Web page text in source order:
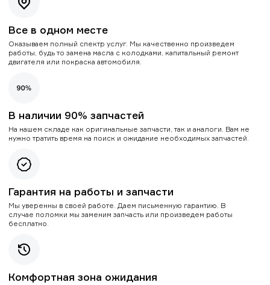
Все в одном месте
Оказываем полный спектр услуг. Мы качественно произведем
работы, будь то замена масла с колодками, капитальный ремонт
двигателя или покраска автомобиля.
В наличии 90% запчастей
На нашем складе как оригинальные запчасти, так и аналоги. Вам не
нужно тратить время на поиск и ожидание необходимых запчастей.
Гарантия на работы и запчасти
Мы уверенны в своей работе. Даем письменную гарантию. В
случае поломки мы заменим запчасть или произведем работы
бесплатно.
Комфортная зона ожидания